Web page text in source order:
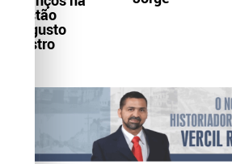
gestão
Augusto
Castro